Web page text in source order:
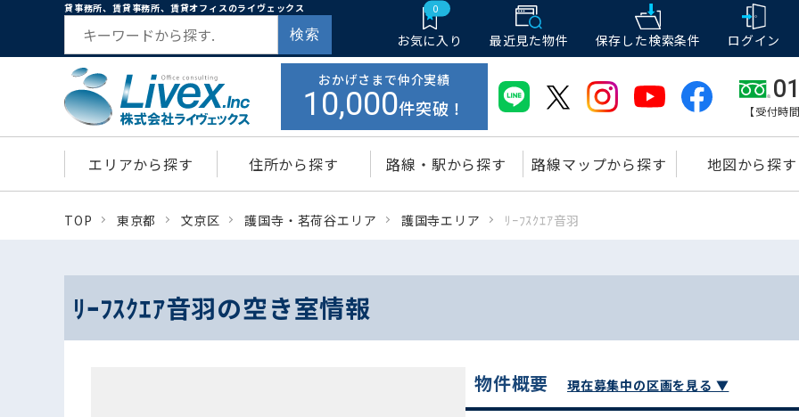
貸事務所、賃貸事務所、賃貸オフィスのライヴェックス
検索
0
お気に入り 最近見た物件 保存した検索条件 ログイン
おかげさまで仲介実績
10,000件突破！ 【受付時
エリアから探す 住所から探す 路線・駅から探す 路線マップから探す 地図から探す
TOP 東京都 文京区 護国寺・茗荷谷エリア 護国寺エリア ﾘｰﾌｽｸｴｱ音羽
ﾘｰﾌｽｸｴｱ音羽の空き室情報
物件概要 現在募集中の区画を見る ▼